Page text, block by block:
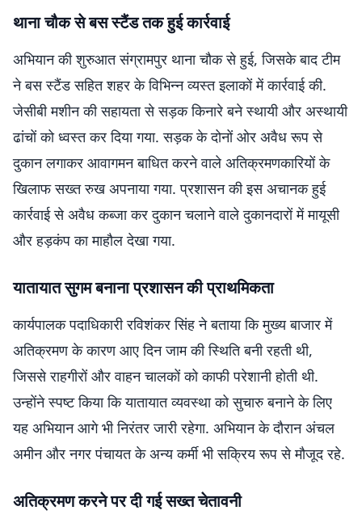
थाना चौक से बस स्टैंड तक हुई कार्रवाई
अभियान की शुरुआत संग्रामपुर थाना चौक से हुई, जिसके बाद टीम
ने बस स्टैंड सहित शहर के विभिन्न व्यस्त इलाकों में कार्रवाई की.
जेसीबी मशीन की सहायता से सड़क किनारे बने स्थायी और अस्थायी
ढांचों को ध्वस्त कर दिया गया. सड़क के दोनों ओर अवैध रूप से
दुकान लगाकर आवागमन बाधित करने वाले अतिक्रमणकारियों के
खिलाफ सख्त रुख अपनाया गया. प्रशासन की इस अचानक हुई
कार्रवाई से अवैध कब्जा कर दुकान चलाने वाले दुकानदारों में मायूसी
और हड़कंप का माहौल देखा गया.
यातायात सुगम बनाना प्रशासन की प्राथमिकता
कार्यपालक पदाधिकारी रविशंकर सिंह ने बताया कि मुख्य बाजार में
अतिक्रमण के कारण आए दिन जाम की स्थिति बनी रहती थी,
जिससे राहगीरों और वाहन चालकों को काफी परेशानी होती थी.
उन्होंने स्पष्ट किया कि यातायात व्यवस्था को सुचारु बनाने के लिए
यह अभियान आगे भी निरंतर जारी रहेगा. अभियान के दौरान अंचल
अमीन और नगर पंचायत के अन्य कर्मी भी सक्रिय रूप से मौजूद रहे.
अतिक्रमण करने पर दी गई सख्त चेतावनी